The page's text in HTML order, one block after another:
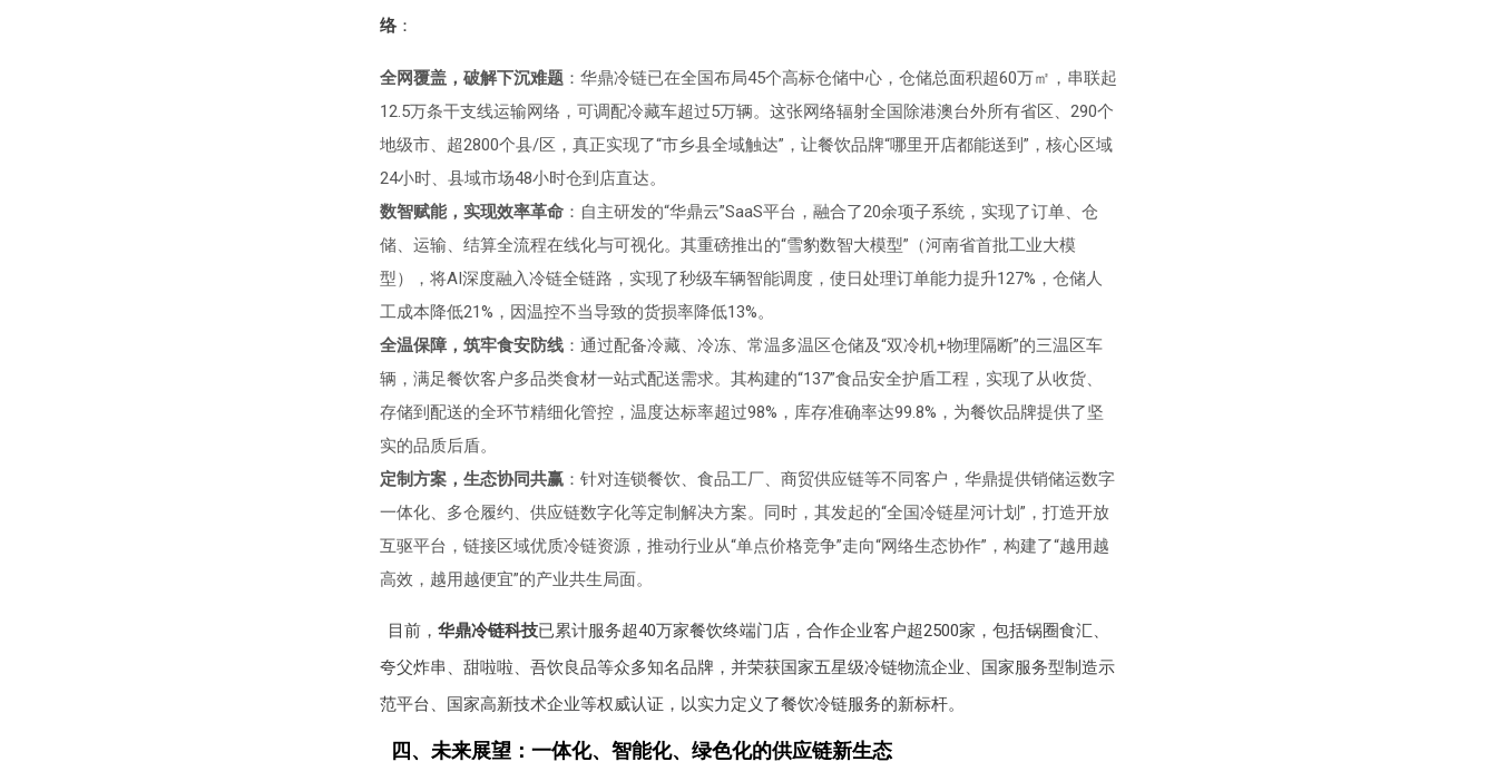
络：
全网覆盖，破解下沉难题：华鼎冷链已在全国布局45个高标仓储中心，仓储总面积超60万㎡，串联起
12.5万条干支线运输网络，可调配冷藏车超过5万辆。这张网络辐射全国除港澳台外所有省区、290个
地级市、超2800个县/区，真正实现了“市乡县全域触达”，让餐饮品牌“哪里开店都能送到”，核心区域
24小时、县域市场48小时仓到店直达。
数智赋能，实现效率革命：自主研发的“华鼎云”SaaS平台，融合了20余项子系统，实现了订单、仓
储、运输、结算全流程在线化与可视化。其重磅推出的“雪豹数智大模型”（河南省首批工业大模
型），将AI深度融入冷链全链路，实现了秒级车辆智能调度，使日处理订单能力提升127%，仓储人
工成本降低21%，因温控不当导致的货损率降低13%。
全温保障，筑牢食安防线：通过配备冷藏、冷冻、常温多温区仓储及“双冷机+物理隔断”的三温区车
辆，满足餐饮客户多品类食材一站式配送需求。其构建的“137”食品安全护盾工程，实现了从收货、
存储到配送的全环节精细化管控，温度达标率超过98%，库存准确率达99.8%，为餐饮品牌提供了坚
实的品质后盾。
定制方案，生态协同共赢：针对连锁餐饮、食品工厂、商贸供应链等不同客户，华鼎提供销储运数字
一体化、多仓履约、供应链数字化等定制解决方案。同时，其发起的“全国冷链星河计划”，打造开放
互驱平台，链接区域优质冷链资源，推动行业从“单点价格竞争”走向“网络生态协作”，构建了“越用越
高效，越用越便宜”的产业共生局面。
目前，华鼎冷链科技已累计服务超40万家餐饮终端门店，合作企业客户超2500家，包括锅圈食汇、
夸父炸串、甜啦啦、吾饮良品等众多知名品牌，并荣获国家五星级冷链物流企业、国家服务型制造示
范平台、国家高新技术企业等权威认证，以实力定义了餐饮冷链服务的新标杆。
四、未来展望：一体化、智能化、绿色化的供应链新生态